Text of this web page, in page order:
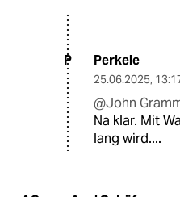
P Perkele
25.06.2025,
@John
Na klar. Mit
lang wird....